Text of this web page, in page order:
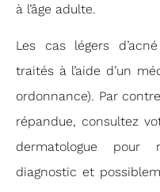
à l’âge adulte.
Les cas légers
traités à l’aide d’un
ordonnance). Par
répandue, consultez
dermatologue pour
diagnostic et